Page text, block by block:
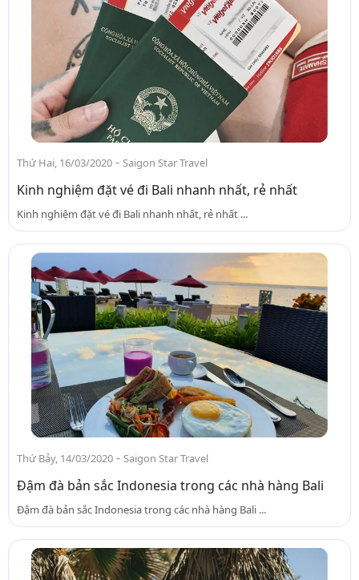
Thứ Hai, 16/03/2020 - Saigon Star Travel
Kinh nghiệm đặt vé đi Bali nhanh nhất, rẻ nhất
Kinh nghiệm đặt vé đi Bali nhanh nhất, rẻ nhất ...
Thứ Bảy, 14/03/2020 - Saigon Star Travel
Đậm đà bản sắc Indonesia trong các nhà hàng Bali
Đậm đà bản sắc Indonesia trong các nhà hàng Bali ...